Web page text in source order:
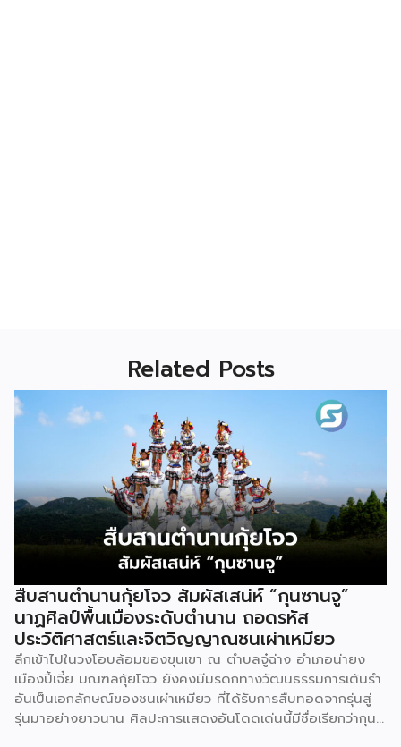
Related Posts
สืบสานตำนานกุ้ยโจว สัมผัสเสน่ห์ “กุนซานจู”
นาฏศิลป์พื้นเมืองระดับตำนาน ถอดรหัส
ประวัติศาสตร์และจิตวิญญาณชนเผ่าเหมียว
ลึกเข้าไปในวงโอบล้อมของขุนเขา ณ ตำบลจู๋ฉ่าง อำเภอน่ายง
เมืองปี้เจี๋ย มณฑลกุ้ยโจว ยังคงมีมรดกทางวัฒนธรรมการเต้นรำ
อันเป็นเอกลักษณ์ของชนเผ่าเหมียว ที่ได้รับการสืบทอดจากรุ่นสู่
รุ่นมาอย่างยาวนาน ศิลปะการแสดงอันโดดเด่นนี้มีชื่อเรียกว่ากุน